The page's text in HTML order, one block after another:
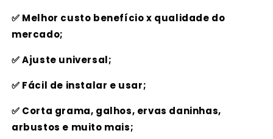
✅ Melhor custo benefício x qualidade do
mercado;
✅ Ajuste universal;
✅ Fácil de instalar e usar;
✅ Corta grama, galhos, ervas daninhas,
arbustos e muito mais;